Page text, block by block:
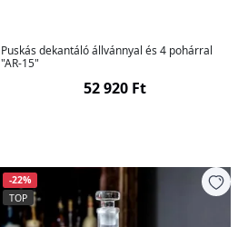
Puskás dekantáló állvánnyal és 4 pohárral
"AR-15"
52 920 Ft
-22%
TOP